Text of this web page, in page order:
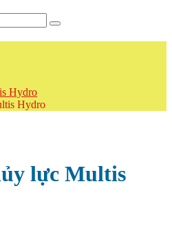
Hydro
Hydro
lực Multis